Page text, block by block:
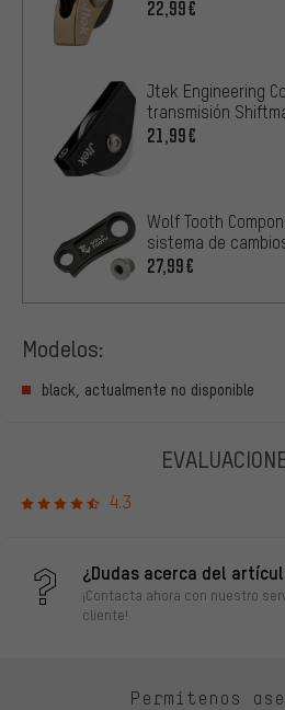
22,99€
Jtek Engineering
transmisión
21,99€
Wolf Tooth
sistema de
27,99€
Modelos:
black, actualmente no disponible
4.3
¿Dudas acerca del
¡Contacta ahora con nuestro
cliente!
Permítenos